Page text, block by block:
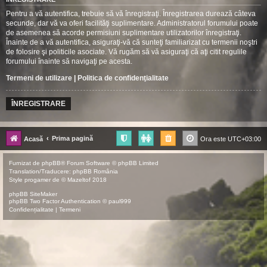
Pentru a vă autentifica, trebuie să vă înregistraţi. Înregistrarea durează câteva
secunde, dar vă va oferi facilităţi suplimentare. Administratorul forumului poate
de asemenea să acorde permisiuni suplimentare utilizatorilor înregistraţi.
Înainte de a vă autentifica, asiguraţi-vă că sunteţi familiarizat cu termenii noştri
de folosire şi politicile asociate. Vă rugăm să vă asiguraţi că aţi citit regulile
forumului înainte să navigaţi pe acesta.
Termeni de utilizare | Politica de confidenţialitate
ÎNREGISTRARE
Acasă Prima pagină Ora este UTC+03:00
Furnizat de phpBB® Forum Software © phpBB Limited
Translation/Traducere: phpBB România
Style progamer de © Mazeltof 2018
phpBB SiteMaker
phpBB Two Factor Authentication © paul999
Confidențialitate | Termeni